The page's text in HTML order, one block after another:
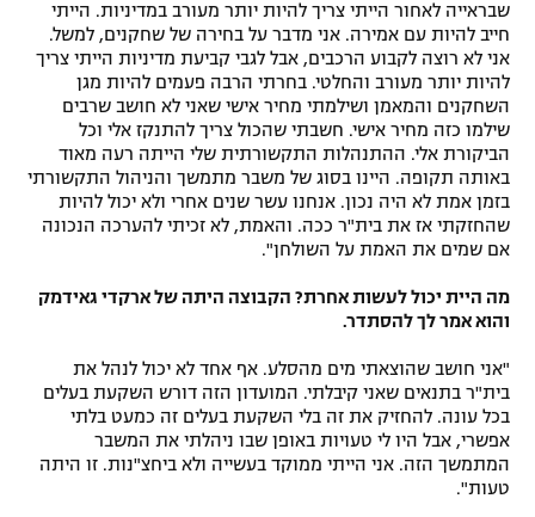
שבראייה לאחור הייתי צריך להיות יותר מעורב במדיניות. הייתי
חייב להיות עם אמירה. אני מדבר על בחירה של שחקנים, למשל.
אני לא רוצה לקבוע הרכבים, אבל לגבי קביעת מדיניות הייתי צריך
להיות יותר מעורב והחלטי. בחרתי הרבה פעמים להיות מגן
השחקנים והמאמן ושילמתי מחיר אישי שאני לא חושב שרבים
שילמו כזה מחיר אישי. חשבתי שהכול צריך להתנקז אלי וכל
הביקורת אלי. ההתנהלות התקשורתית שלי הייתה רעה מאוד
באותה תקופה. היינו בסוג של משבר מתמשך והניהול התקשורתי
בזמן אמת לא היה נכון. אנחנו עשר שנים אחרי ולא יכול להיות
שהחזקתי אז את בית"ר ככה. והאמת, לא זכיתי להערכה הנכונה
אם שמים את האמת על השולחן".
מה היית יכול לעשות אחרת? הקבוצה היתה של ארקדי גאידמק
והוא אמר לך להסתדר.
"אני חושב שהוצאתי מים מהסלע. אף אחד לא יכול לנהל את
בית"ר בתנאים שאני קיבלתי. המועדון הזה דורש השקעת בעלים
בכל עונה. להחזיק את זה בלי השקעת בעלים זה כמעט בלתי
אפשרי, אבל היו לי טעויות באופן שבו ניהלתי את המשבר
המתמשך הזה. אני הייתי ממוקד בעשייה ולא ביחצ"נות. זו היתה
טעות".